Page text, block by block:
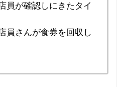
員が確認しにきたタイ
員さんが食券を回収し